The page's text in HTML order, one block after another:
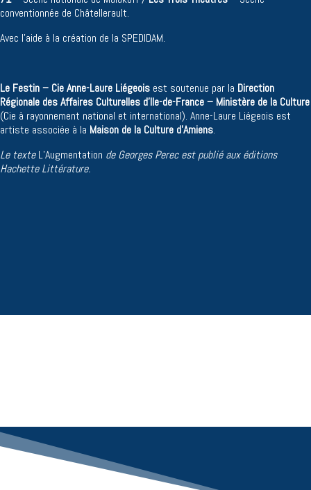
conventionnée de Châtellerault.
Avec l’aide à la création de la SPEDIDAM.
Le Festin – Cie Anne-Laure Liégeois est soutenue par la Direction
Régionale des Affaires Culturelles d’Ile-de-France – Ministère de la Culture
(Cie à rayonnement national et international). Anne-Laure Liégeois est
artiste associée à la Maison de la Culture d'Amiens.
Le texteL’Augmentation de Georges Perec est publié aux éditions
Hachette Littérature.